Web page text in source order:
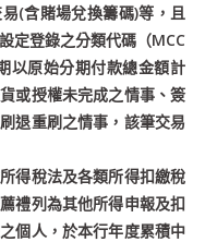
(含賭場兌換籌碼)等，且
定登錄之分類代碼（MCC
以原始分期付款總金額計
或授權未完成之情事、簽
退重刷之情事，該筆交易
得稅法及各類所得扣繳稅
禮列為其他所得申報及扣
個人，於本行年度累積中